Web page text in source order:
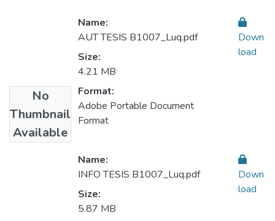
No
Thumbnail
Available
Name:
AUT TESIS B1007_Luq.pdf
Size:
4.21 MB
Format:
Adobe Portable Document
Format
Down
load
Name:
INFO TESIS B1007_Luq.pdf
Size:
5.87 MB
Down
load